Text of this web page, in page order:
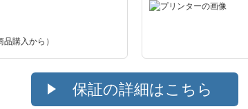
品購入から）
保証の詳細はこちら